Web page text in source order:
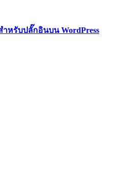
ำหรับปลั๊กอินบน WordPress